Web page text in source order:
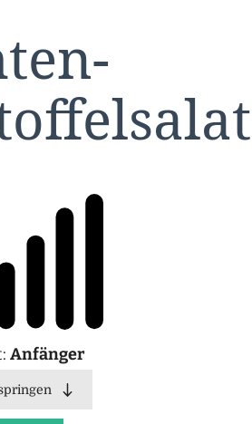
Anfänger